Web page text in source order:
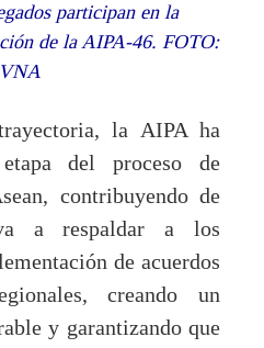
participan en la
de la AIPA-46. FOTO:
VNA
la AIPA ha
etapa del proceso de
contribuyendo de
a respaldar a los
de acuerdos
creando un
y garantizando que